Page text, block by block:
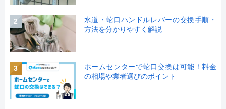
2
水道・蛇口ハンドルレバーの交換手順・
方法を分かりやすく解説
3
ホームセンターで蛇口交換は可能！料金
の相場や業者選びのポイント